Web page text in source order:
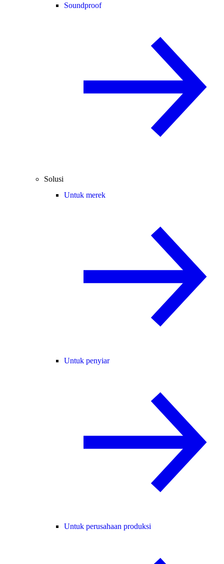
Soundproof
Solusi
Untuk merek
Untuk penyiar
Untuk perusahaan produksi